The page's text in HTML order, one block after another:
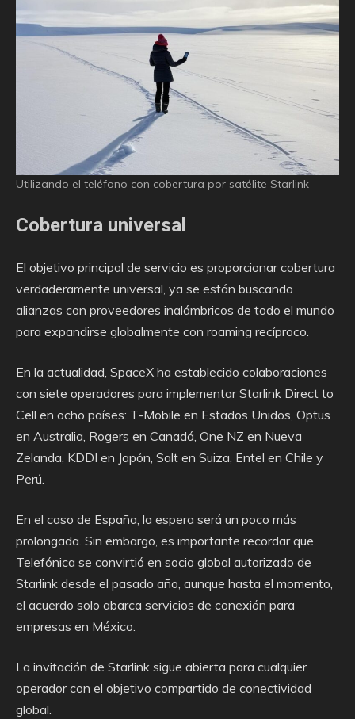
Utilizando el teléfono con cobertura por satélite Starlink
Cobertura universal
El objetivo principal de servicio es proporcionar cobertura
verdaderamente universal, ya se están buscando
alianzas con proveedores inalámbricos de todo el mundo
para expandirse globalmente con roaming recíproco.
En la actualidad, SpaceX ha establecido colaboraciones
con siete operadores para implementar Starlink Direct to
Cell en ocho países: T-Mobile en Estados Unidos, Optus
en Australia, Rogers en Canadá, One NZ en Nueva
Zelanda, KDDI en Japón, Salt en Suiza, Entel en Chile y
Perú.
En el caso de España, la espera será un poco más
prolongada. Sin embargo, es importante recordar que
Telefónica se convirtió en socio global autorizado de
Starlink desde el pasado año, aunque hasta el momento,
el acuerdo solo abarca servicios de conexión para
empresas en México.
La invitación de Starlink sigue abierta para cualquier
operador con el objetivo compartido de conectividad
global.